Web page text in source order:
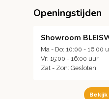
Openingstijden
Showroom
Ma - Do: 10:00 - 16:00
Vr: 15:00 - 16:00 uur
Zat - Zon: Gesloten